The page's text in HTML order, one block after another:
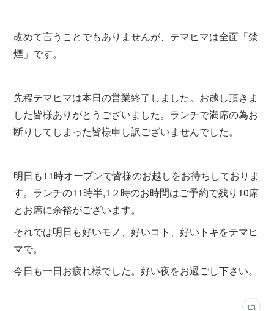
改めて言うことでもありませんが、テマヒマは全面「禁
煙」です。
先程テマヒマは本日の営業終了しました。お越し頂きま
した皆様ありがとうございました。ランチで満席の為お
断りしてしまった皆様申し訳ございませんでした。
明日も11時オープンで皆様のお越しをお待ちしておりま
す。ランチの11時半,1２時のお時間はご予約で残り10席
とお席に余裕がございます。
それでは明日も好いモノ、好いコト、好いトキをテマヒ
マで。
今日も一日お疲れ様でした。好い夜をお過ごし下さい。